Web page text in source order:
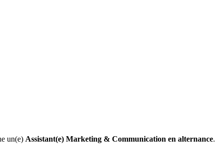
un(e) Assistant(e) Marketing & Communication en alternance.